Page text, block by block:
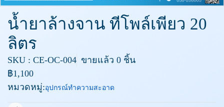
น้ำยาล้างจาน ทีโพล์เพียว 20
ลิตร
SKU : CE-OC-004 ขายแล้ว 0 ชิ้น
฿1,100
หมวดหมู่:อุปกรณ์ทำความสะอาด